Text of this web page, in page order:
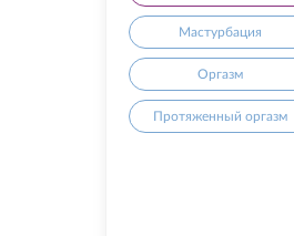
Мастурбация
Оргазм
Протяженный оргазм